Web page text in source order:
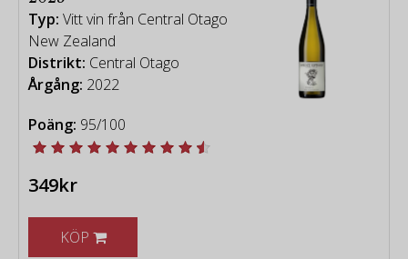
Röda viner från Nya Zeeland
Viner från Nya
Zeeland
Typ: Vitt vin från Central Otago
New Zealand
Distrikt: Central Otago
Årgång: 2022
Poäng: 95/100
349kr
KÖP